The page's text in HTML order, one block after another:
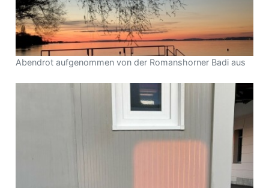
Abendrot aufgenommen von der Romanshorner Badi aus